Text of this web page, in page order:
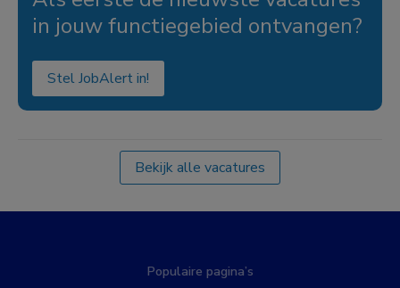
in jouw functiegebied ontvangen?
Stel JobAlert in!
Bekijk alle vacatures
Populaire pagina’s